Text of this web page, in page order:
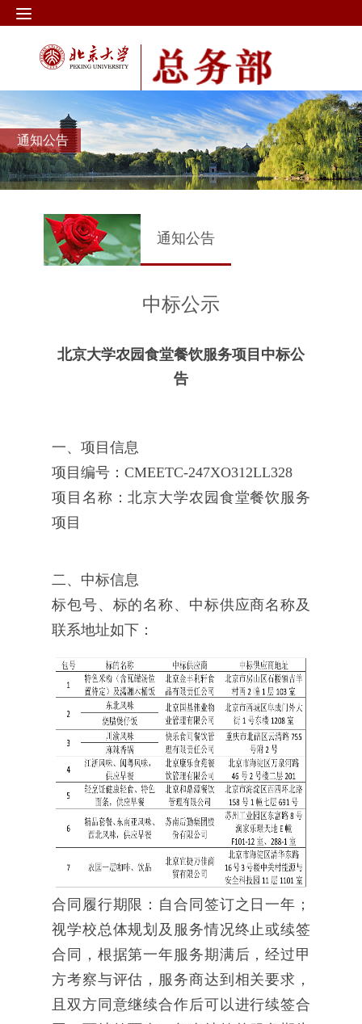
通知公告
通知公告
中标公示
北京大学农园食堂餐饮服务项目中标公
告
一、项目信息
项目编号：CMEETC-247XO312LL328
项目名称：北京大学农园食堂餐饮服务
项目
二、中标信息
标包号、标的名称、中标供应商名称及
联系地址如下：
合同履行期限：自合同签订之日一年；
视学校总体规划及服务情况终止或续签
合同，根据第一年服务期满后，经过甲
方考察与评估，服务商达到相关要求，
且双方同意继续合作后可以进行续签合